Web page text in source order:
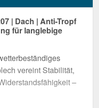
| Dach | Anti-Tropf
für langlebige
vereint Stabilität,
–